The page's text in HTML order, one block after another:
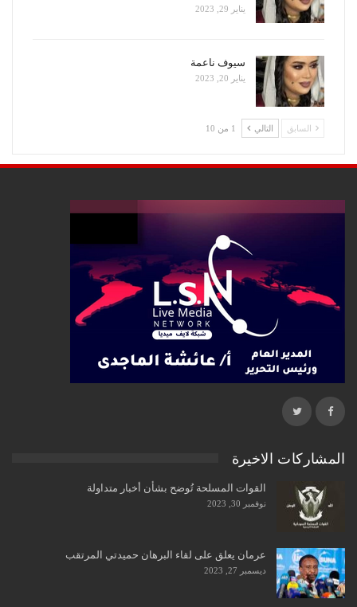
يناير 29, 2023
سيوف ناعمة
يناير 20, 2023
السابق التالي 1 من 10
المشاركات الاخيرة
القوات المسلحة تُوضح بشأن أخبار متداولة
نوفمبر 30, 2023
عرمان يعلق على لقاء البرهان حميدتي المرتقب
ديسمبر 27, 2023